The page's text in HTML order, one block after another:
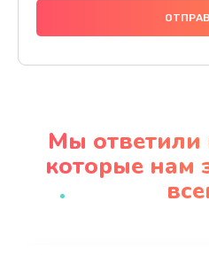
2500
Замена
Мы ответили
которые нам